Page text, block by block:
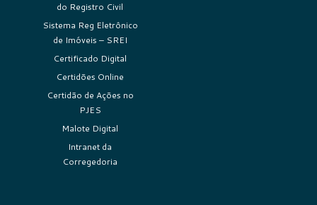
do Registro Civil
Sistema Reg Eletrônico
de Imóveis – SREI
Certificado Digital
Certidões Online
Certidão de Ações no
PJES
Malote Digital
Intranet da
Corregedoria